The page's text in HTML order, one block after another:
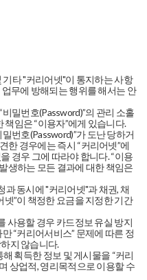
기타 "커리어넷"이 통지하는 사항
무에 방해되는 행위를 해서는 안
비밀번호(Password)”의 관리 소홀
임은 “이용자”에게 있습니다.
밀번호(Password)”가 도난 당하거
한 경우에는 즉시 “커리어넷”에
경우 그에 따라야 합니다. “이용
생하는 모든 결과에 대한 책임은
과 동시에 "커리어넷"과 채권, 채
넷”이 책정한 요금을 지정한 기간
사용할 경우 카드정보 유실 방지
“커리어서비스” 문제에 따른 정
지 않습니다.
해 획득한 정보 및 게시물을 “커리
상업적, 영리목적으로 이용할 수